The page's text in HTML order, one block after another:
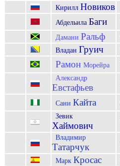
Кирилл Новиков
Абдельила Баги
Дамани Ральф
Владан Груич
Рамон Морейра
Александр
Евстафьев
Сани Кайта
Зевик
Хаймович
Владимир
Татарчук
Марк Кросас